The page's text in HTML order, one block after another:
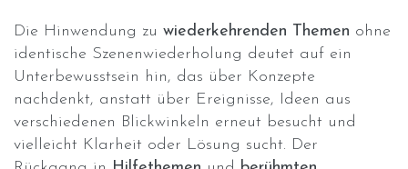
Die Hinwendung zu wiederkehrenden Themen ohne
identische Szenenwiederholung deutet auf ein
Unterbewusstsein hin, das über Konzepte
nachdenkt, anstatt über Ereignisse, Ideen aus
verschiedenen Blickwinkeln erneut besucht und
vielleicht Klarheit oder Lösung sucht. Der